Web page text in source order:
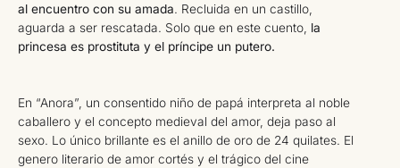
al encuentro con su amada. Recluida en un castillo,
aguarda a ser rescatada. Solo que en este cuento, la
princesa es prostituta y el príncipe un putero.
En “Anora”, un consentido niño de papá interpreta al noble
caballero y el concepto medieval del amor, deja paso al
sexo. Lo único brillante es el anillo de oro de 24 quilates. El
genero literario de amor cortés y el trágico del cine